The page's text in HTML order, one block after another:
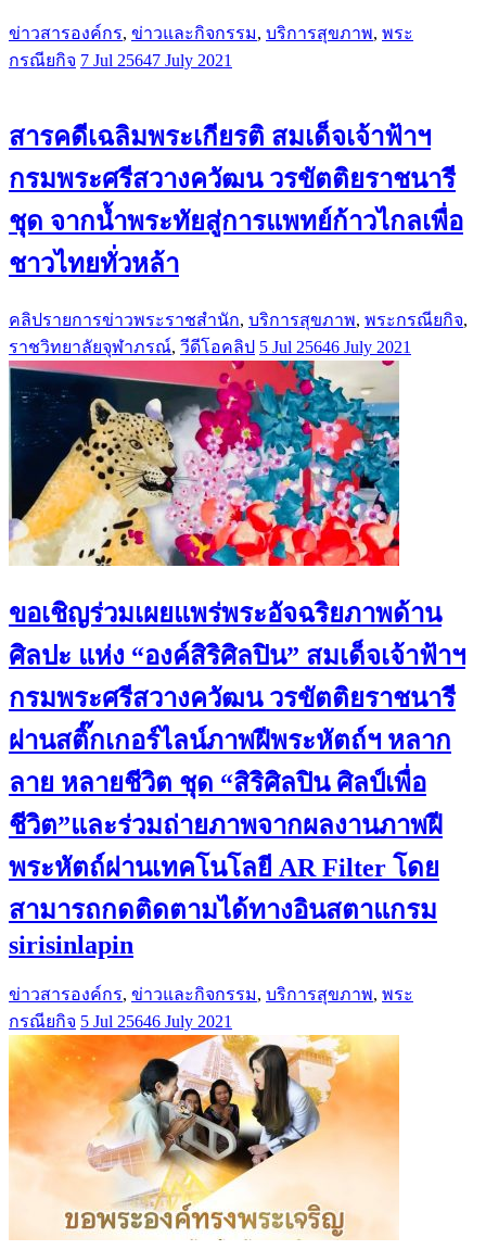
ข่าวสารองค์กร, ข่าวและกิจกรรม, บริการสุขภาพ, พระ
กรณียกิจ 7 Jul 25647 July 2021
สารคดีเฉลิมพระเกียรติ สมเด็จเจ้าฟ้าฯ
กรมพระศรีสวางควัฒน วรขัตติยราชนารี
ชุด จากน้ำพระทัยสู่การแพทย์ก้าวไกลเพื่อ
ชาวไทยทั่วหล้า
คลิปรายการข่าวพระราชสำนัก, บริการสุขภาพ, พระกรณียกิจ,
ราชวิทยาลัยจุฬาภรณ์, วีดีโอคลิป 5 Jul 25646 July 2021
ขอเชิญร่วมเผยแพร่พระอัจฉริยภาพด้าน
ศิลปะ แห่ง “องค์สิริศิลปิน” สมเด็จเจ้าฟ้าฯ
กรมพระศรีสวางควัฒน วรขัตติยราชนารี
ผ่านสติ๊กเกอร์ไลน์ภาพฝีพระหัตถ์ฯ หลาก
ลาย หลายชีวิต ชุด “สิริศิลปิน ศิลป์เพื่อ
ชีวิต”และร่วมถ่ายภาพจากผลงานภาพฝี
พระหัตถ์ผ่านเทคโนโลยี AR Filter โดย
สามารถกดติดตามได้ทางอินสตาแกรม
sirisinlapin
ข่าวสารองค์กร, ข่าวและกิจกรรม, บริการสุขภาพ, พระ
กรณียกิจ 5 Jul 25646 July 2021